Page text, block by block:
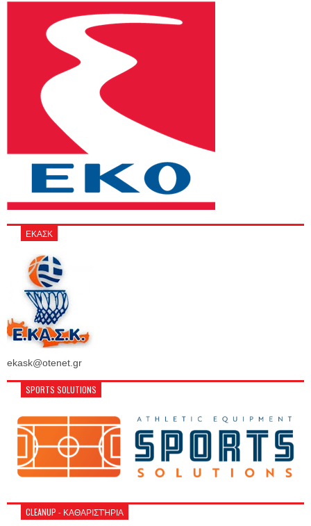
ΕΚΑΣΚ
ekask@otenet.gr
SPORTS SOLUTIONS
CLEANUP - ΚΑΘΑΡΙΣΤΉΡΙΑ